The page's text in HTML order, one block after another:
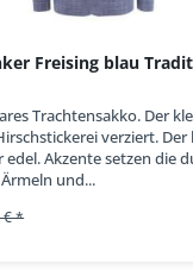
Freising blau
Trachtensakko. Der
verziert.
edel. Akzente setzen die
und...
€ *